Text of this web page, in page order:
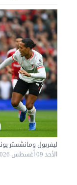
ليفربول ومانشستر
الأحد 09 أغسطس 2026 09:04 ص